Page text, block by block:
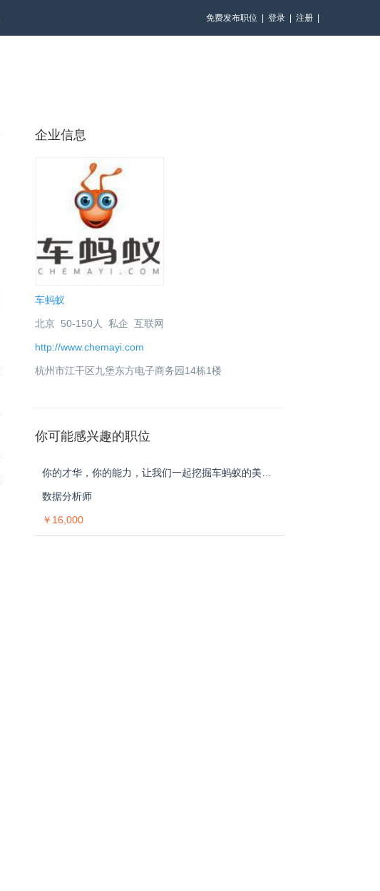
免费发布职位 登录 注册
企业信息
车蚂蚁
北京 50-150人 私企 互联网
http://www.chemayi.com
杭州市江干区九堡东方电子商务园14栋1楼
你可能感兴趣的职位
数据分析师
￥16,000